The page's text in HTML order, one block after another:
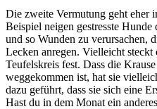
Die zweite Vermutung geht eher
Beispiel neigen gestresste
und so Wunden zu verursachen,
Lecken anregen. Vielleicht steckt
Teufelskreis fest. Dass die
weggekommen ist, hat sie
dazu geführt, dass sie sich eine
Hast du in dem Monat ein